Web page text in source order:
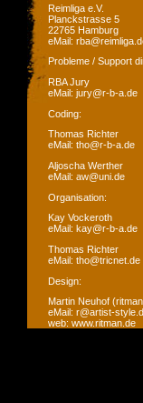
Reimliga e.V.
Planckstrasse 5
22765 Hamburg
eMail:
Probleme / Support
RBA Jury
eMail: jury@r-b-a.de
Coding:
Thomas Richter
eMail: tho@r-b-a.de
Aljoscha Werther
eMail: aw@uni.de
Organisation:
Kay Vockeroth
eMail: kay@r-b-a.de
Thomas Richter
eMail: tho@tricnet.de
Design:
Martin Neuhof
eMail: r@artist-
web: www.ritman.de